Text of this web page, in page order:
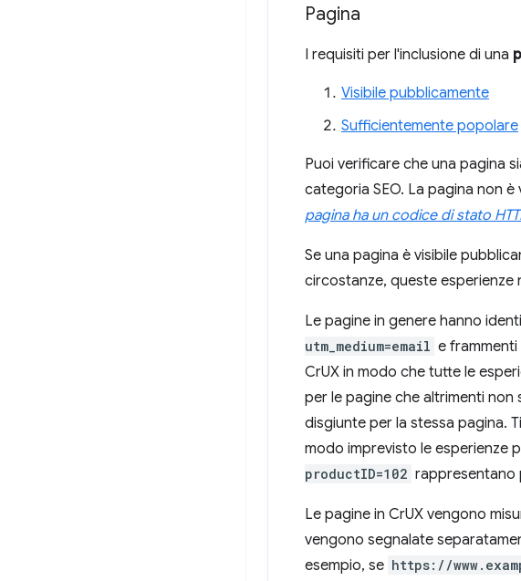
Pagina
I requisiti per l'inclusione di una
Visibile pubblicamente
Sufficientemente popolare
Puoi verificare che una pagina
categoria SEO. La pagina non
pagina ha un codice di stato
Se una pagina è visibile
circostanze, queste esperienze
Le pagine in genere hanno
utm_medium=email e
CrUX in modo che tutte le
per le pagine che altrimenti
disgiunte per la stessa pagina.
modo imprevisto le esperienze
productID=102 rappresentano
Le pagine in CrUX vengono
vengono segnalate
esempio, se https://